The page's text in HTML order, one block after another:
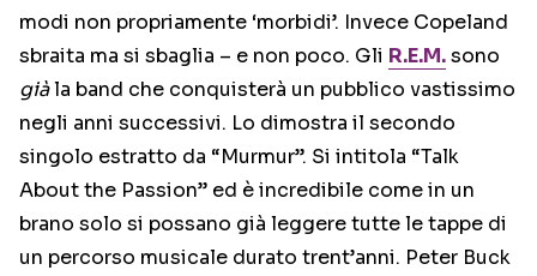
modi non propriamente ‘morbidi’. Invece Copeland
sbraita ma si sbaglia – e non poco. Gli R.E.M.sono
giàla band che conquisterà un pubblico vastissimo
negli anni successivi. Lo dimostra il secondo
singolo estratto da “Murmur”. Si intitola “Talk
About the Passion” ed è incredibile come in un
brano solo si possano già leggere tutte le tappe di
un percorso musicale durato trent’anni. Peter Buck